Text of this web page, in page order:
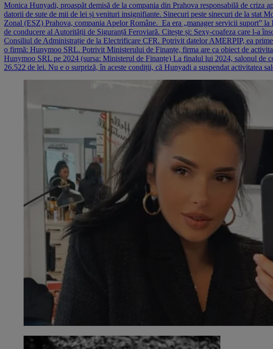
Monica Hunyadi, proaspăt demisă de la compania din Prahova responsabilă de criza
datorii de sute de mii de lei și venituri insignifiante. Sinecuri peste sinecuri de la stat
Zonal (ESZ) Prahova, compania Apelor Române. Ea era „manager servicii suport”
de conducere al Autorității de Siguranță Feroviară. Citește și: Sexy-coafeza care l-a
Consiliul de Administrație de la Electrificare CFR. Potrivit datelor AMERPIP, ea
o firmă: Hunymoo SRL. Potrivit Ministerului de Finanțe, firma are ca obiect de
Hunymoo SRL pe 2024 (sursa: Ministerul de Finanțe) La finalul lui 2024, salonul de
26.522 de lei. Nu e o surpriză, în aceste condiții, că Hunyadi a suspendat activitatea